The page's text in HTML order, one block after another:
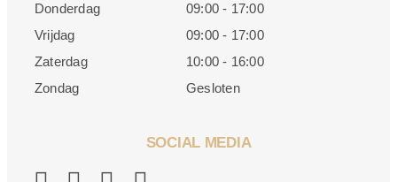
Donderdag
09:00 - 17:00
Vrijdag
09:00 - 17:00
Zaterdag
10:00 - 16:00
Zondag
Gesloten
SOCIAL MEDIA